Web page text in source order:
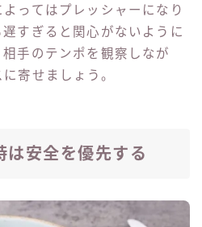
ってはプレッシャーになり
すぎると関心がないように
手のテンポを観察しなが
寄せましょう。
は安全を優先する